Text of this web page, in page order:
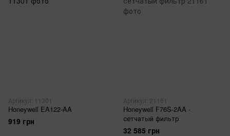
Артикул: 11301
Honeywell EA122-AA
919 грн
Артикул: 21161
Honeywell F76S-2AA -
сетчатый фильтр
32 585 грн